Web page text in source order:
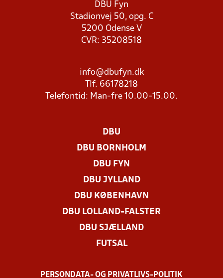
DBU Fyn
Stadionvej 50, opg. C
5200 Odense V
CVR: 35208518
info@dbufyn.dk
Tlf. 66178218
Telefontid: Man-fre 10.00-15.00.
DBU
DBU BORNHOLM
DBU FYN
DBU JYLLAND
DBU KØBENHAVN
DBU LOLLAND-FALSTER
DBU SJÆLLAND
FUTSAL
PERSONDATA- OG PRIVATLIVS-POLITIK